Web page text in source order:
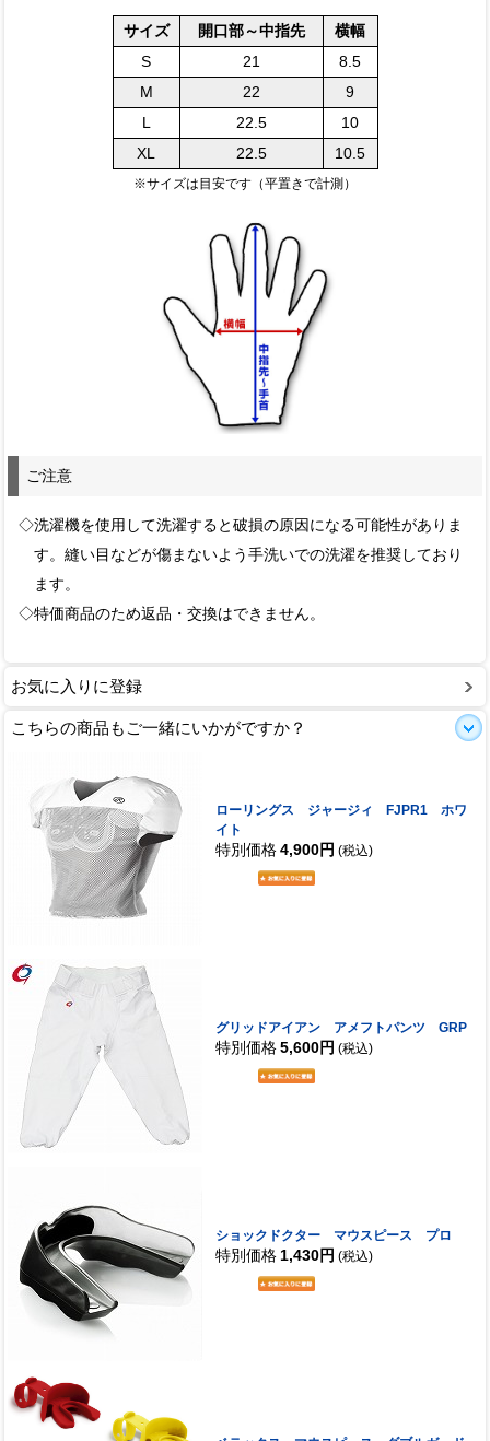
サイズ 開口部～中指先
横幅
S
21
8.5
M
22
9
L
22.5
10
XL
22.5 10.5
※サイズは目安です（平置きで計測）
ご注意
◇洗濯機を使用して洗濯すると破損の原因になる可能性がありま
す。縫い目などが傷まないよう手洗いでの洗濯を推奨しており
ます。
◇特価商品のため返品・交換はできません。
お気に入りに登録
こちらの商品もご一緒にいかがですか？
ローリングス ジャージィ FJPR1 ホワ
イト
特別価格 4,900円 (税込)
グリッドアイアン アメフトパンツ GRP
特別価格 5,600円 (税込)
ショックドクター マウスピース プロ
特別価格 1,430円 (税込)